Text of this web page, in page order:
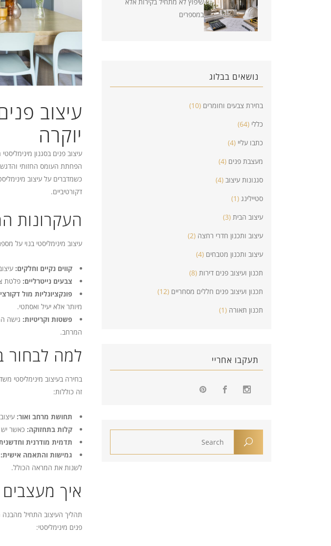
עיצוב
יוקרה
עיצוב פנים בסגנון
הפחתת העומס החזותי והדגשת
כשמדברים על עיצוב
דקורטיביים.
העקרונות
עיצוב מינימליסטי בנוי על
קווים נקיים וחלקים:
צבעים נייטרליים: פלטת
פונקציונליות מול
מיותר אלא יעיל ואסתטי.
פשטות וקריטיות: גישה
המרחב.
למה לבחור
בחירה בעיצוב מינימליסטי
זה כוללות:
תחושת מרחב ואור:
קלות בתחזוקה: כאשר יש
תדמית מודרנית
גמישות והתאמה אישית:
לשנות את המראה הכולל.
איך מעצבים
תהליך העיצוב התחיל מהבנה
פנים מינימליסטי:
במספרים
נושאים בבלוג
בחירת צבעים וחומרים (10)
כללי (64)
כתבו עליי (4)
מעצבת פנים (4)
סגנונות עיצוב (4)
סטיילינג (1)
עיצוב הבית (3)
עיצוב ותכנון חדרי רחצה (2)
עיצוב ותכנון מטבחים (4)
תכנון ועיצוב פנים דירות (8)
תכנון ועיצוב פנים חללים מסחריים (12)
תכנון תאורה (1)
תעקבו אחריי